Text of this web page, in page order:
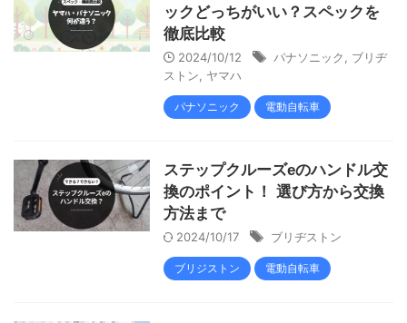
ックどっちがいい？スペックを
徹底比較
2024/10/12 パナソニック
ブリヂ
ストン
ヤマハ
パナソニック 電動自転車
ステップクルーズeのハンドル交
換のポイント！ 選び方から交換
方法まで
2024/10/17 ブリヂストン
ブリジストン 電動自転車